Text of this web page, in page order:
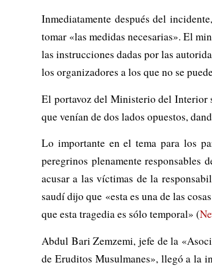
Inmediatamente después del
tomar «las medidas necesarias». El
las instrucciones dadas por las
los organizadores a los que no se
El portavoz del Ministerio del Interior
que venían de dos lados opuestos,
Lo importante en el tema para los
peregrinos plenamente
acusar a las víctimas de la
saudí dijo que «esta es una de las
que esta tragedia es sólo temporal» (
Abdul Bari Zemzemi, jefe de la
de Eruditos Musulmanes», llegó a la